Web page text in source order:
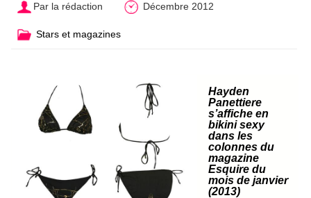
Par la rédaction Décembre 2012
Stars et magazines
Hayden
Panettiere
s’affiche en
bikini sexy
dans les
colonnes du
magazine
Esquire du
mois de janvier
(2013)